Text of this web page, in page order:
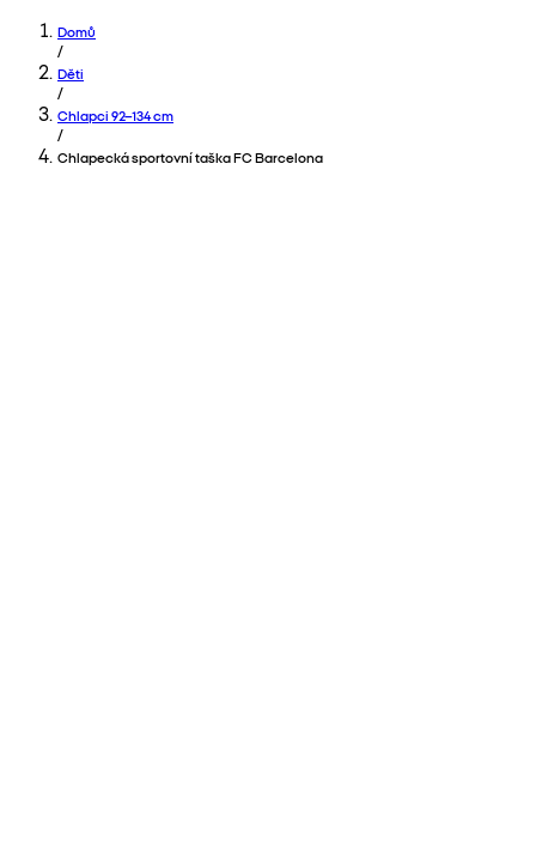
Domů
/
Děti
/
Chlapci 92–134 cm
/
Chlapecká sportovní taška FC Barcelona